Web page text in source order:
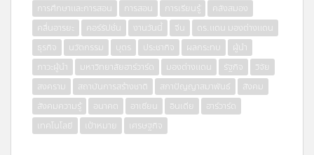
การศึกษาและการสอน
การสอน การเรียนรู้
คลังสมอง
คลื่นอารยะ
คอร์รัปชั่น งานวันนี้ จีน
ดร.แดน มองต่างแดน
ธุรกิจ
นวัตกรรม บุตร ประชากิจ ผลกระทบ
ผู้นำ
ภาวะผู้นำ
มหาวิทยาลัยฮาร์วาร์ด มองต่างแดน รัฐกิจ
วิจัย
สงคราม
สถาบันการสร้างชาติ สภาปัญญาสมาพันธ์
สังคม
สังคมความรู้
อนาคต อาเซียน อินเดีย
ฮาร์วาร์ด
เทคโนโลยี
เป้าหมาย เศรษฐกิจ